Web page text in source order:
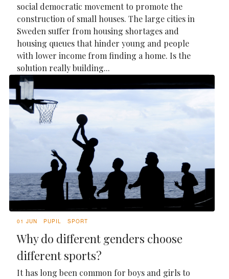
social democratic movement to promote the
construction of small houses. The large cities in
Sweden suffer from housing shortages and
housing queues that hinder young and people
with lower income from finding a home. Is the
solution really building...
01 JUN PUPIL SPORT
Why do different genders choose
different sports?
It has long been common for boys and girls to